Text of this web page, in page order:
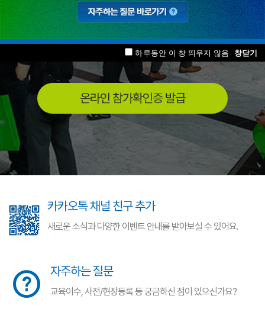
2026년 6월 22일(월) ~ 23일(화)
서울 삼성동 코엑스 그랜드볼룸 (1F)
온라인 참가확인증 발급
카카오톡 채널 친구 추가
새로운 소식과 다양한 이벤트 안내를 받아보실 수 있어요.
자주하는 질문
교육이수, 사전/현장등록 등 궁금하신 점이 있으신가요?
하루동안 이 창 띄우지 않음 창닫기